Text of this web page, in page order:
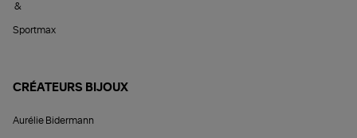
&
Sportmax
CRÉATEURS BIJOUX
Aurélie Bidermann